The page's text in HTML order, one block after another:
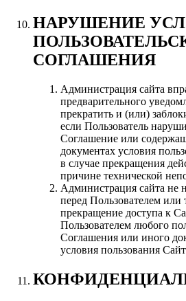
НАРУШЕНИЕ
СОГЛАШЕНИЯ
Администрация сайта
предварительного
прекратить и (или)
если Пользователь
Соглашение или
документах условия
в случае прекращения
причине технической
Администрация сайта не
перед Пользователем или
прекращение доступа к
Пользователем любого
Соглашения или иного
условия пользования